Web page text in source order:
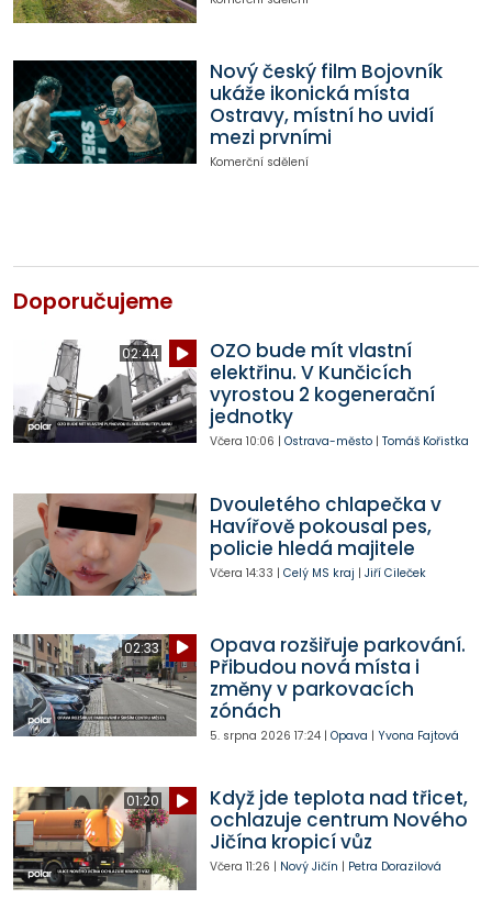
Nový český film Bojovník
ukáže ikonická místa
Ostravy, místní ho uvidí
mezi prvními
Komerční sdělení
Doporučujeme
02:44
OZO bude mít vlastní
elektřinu. V Kunčicích
vyrostou 2 kogenerační
jednotky
Včera 10:06 | Ostrava-město| Tomáš Kořistka
Dvouletého chlapečka v
Havířově pokousal pes,
policie hledá majitele
Včera 14:33 | Celý MS kraj | Jiří Cileček
02:33
Opava rozšiřuje parkování.
Přibudou nová místa i
změny v parkovacích
zónách
5. srpna 2026 17:24| Opava | Yvona Fajtová
01:20
Když jde teplota nad třicet,
ochlazuje centrum Nového
Jičína kropicí vůz
Včera 11:26 | Nový Jičín | Petra Dorazilová